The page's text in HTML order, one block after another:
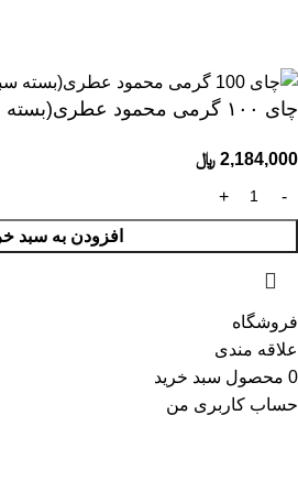
چای ۱۰۰ گرمی محمود عطری(بسته سبز)
2,184,000 ﷼
افزودن به سبد
فروشگاه
علاقه مندی
0 محصول سبد خرید
حساب کاربری من